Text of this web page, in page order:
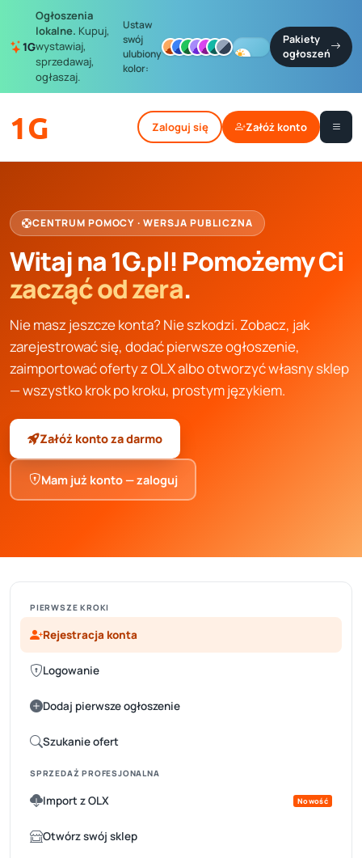
1G
Ogłoszenia
lokalne. Kupuj,
wystawiaj,
sprzedawaj,
ogłaszaj.
Ustaw
swój
ulubiony
kolor:
Pakiety
ogłoszeń
1G Zaloguj się Załóż konto
CENTRUM POMOCY · WERSJA PUBLICZNA
Witaj na 1G.pl! Pomożemy Ci
zacząć od zera.
Nie masz jeszcze konta? Nie szkodzi. Zobacz, jak
zarejestrować się, dodać pierwsze ogłoszenie,
zaimportować oferty z OLX albo otworzyć własny sklep
— wszystko krok po kroku, prostym językiem.
Załóż konto za darmo
Mam już konto — zaloguj
PIERWSZE KROKI
Rejestracja konta
Logowanie
Dodaj pierwsze ogłoszenie
Szukanie ofert
SPRZEDAŻ PROFESJONALNA
Import z OLX Nowość
Otwórz swój sklep